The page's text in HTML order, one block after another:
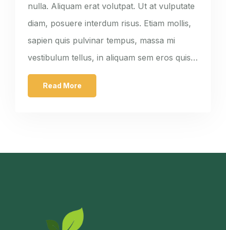
nulla. Aliquam erat volutpat. Ut at vulputate
diam, posuere interdum risus. Etiam mollis,
sapien quis pulvinar tempus, massa mi
vestibulum tellus, in aliquam sem eros quis…
Read More